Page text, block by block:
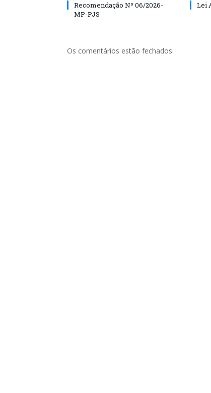
Recomendação Nº 06/2026-
MP-PJS
Lei
Os comentários estão fechados.